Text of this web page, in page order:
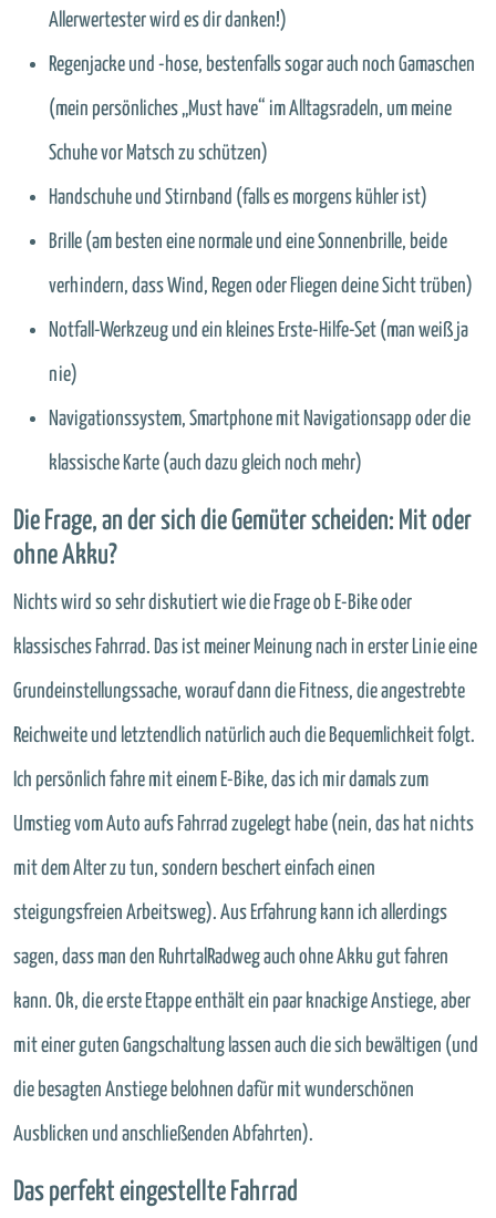
Allerwertester wird es dir danken!)
Regenjacke und -hose, bestenfalls sogar auch noch Gamaschen
(mein persönliches „Must have“ im Alltagsradeln, um meine
Schuhe vor Matsch zu schützen)
Handschuhe und Stirnband (falls es morgens kühler ist)
Brille (am besten eine normale und eine Sonnenbrille, beide
verhindern, dass Wind, Regen oder Fliegen deine Sicht trüben)
Notfall-Werkzeug und ein kleines Erste-Hilfe-Set (man weiß ja
nie)
Navigationssystem, Smartphone mit Navigationsapp oder die
klassische Karte (auch dazu gleich noch mehr)
Die Frage, an der sich die Gemüter scheiden: Mit oder
ohne Akku?
Nichts wird so sehr diskutiert wie die Frage ob E-Bike oder
klassisches Fahrrad. Das ist meiner Meinung nach in erster Linie eine
Grundeinstellungssache, worauf dann die Fitness, die angestrebte
Reichweite und letztendlich natürlich auch die Bequemlichkeit folgt.
Ich persönlich fahre mit einem E-Bike, das ich mir damals zum
Umstieg vom Auto aufs Fahrrad zugelegt habe (nein, das hat nichts
mit dem Alter zu tun, sondern beschert einfach einen
steigungsfreien Arbeitsweg). Aus Erfahrung kann ich allerdings
sagen, dass man den RuhrtalRadweg auch ohne Akku gut fahren
kann. Ok, die erste Etappe enthält ein paar knackige Anstiege, aber
mit einer guten Gangschaltung lassen auch die sich bewältigen (und
die besagten Anstiege belohnen dafür mit wunderschönen
Ausblicken und anschließenden Abfahrten).
Das perfekt eingestellte Fahrrad